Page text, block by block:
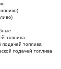
топлива
топлива
подачей топлива